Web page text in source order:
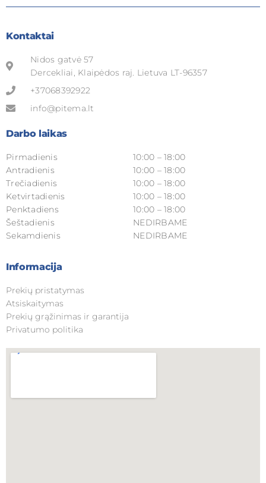
Kontaktai
Nidos gatvė 57
Dercekliai, Klaipėdos raj. Lietuva LT-96357
+37068392922
info@pitema.lt
Darbo laikas
Pirmadienis
Antradienis
Trečiadienis
Ketvirtadienis
Penktadiens
Šeštadienis
Sekamdienis
10:00 – 18:00
10:00 – 18:00
10:00 – 18:00
10:00 – 18:00
10:00 – 18:00
NEDIRBAME
NEDIRBAME
Informacija
Prekių pristatymas
Atsiskaitymas
Prekių grąžinimas ir garantija
Privatumo politika